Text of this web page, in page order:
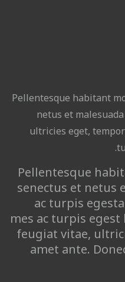
Pellentesque habitant
netus et
ultricies eget,
Pellentesque
senectus et netus
ac turpis
mes ac turpis
feugiat vitae,
amet ante.